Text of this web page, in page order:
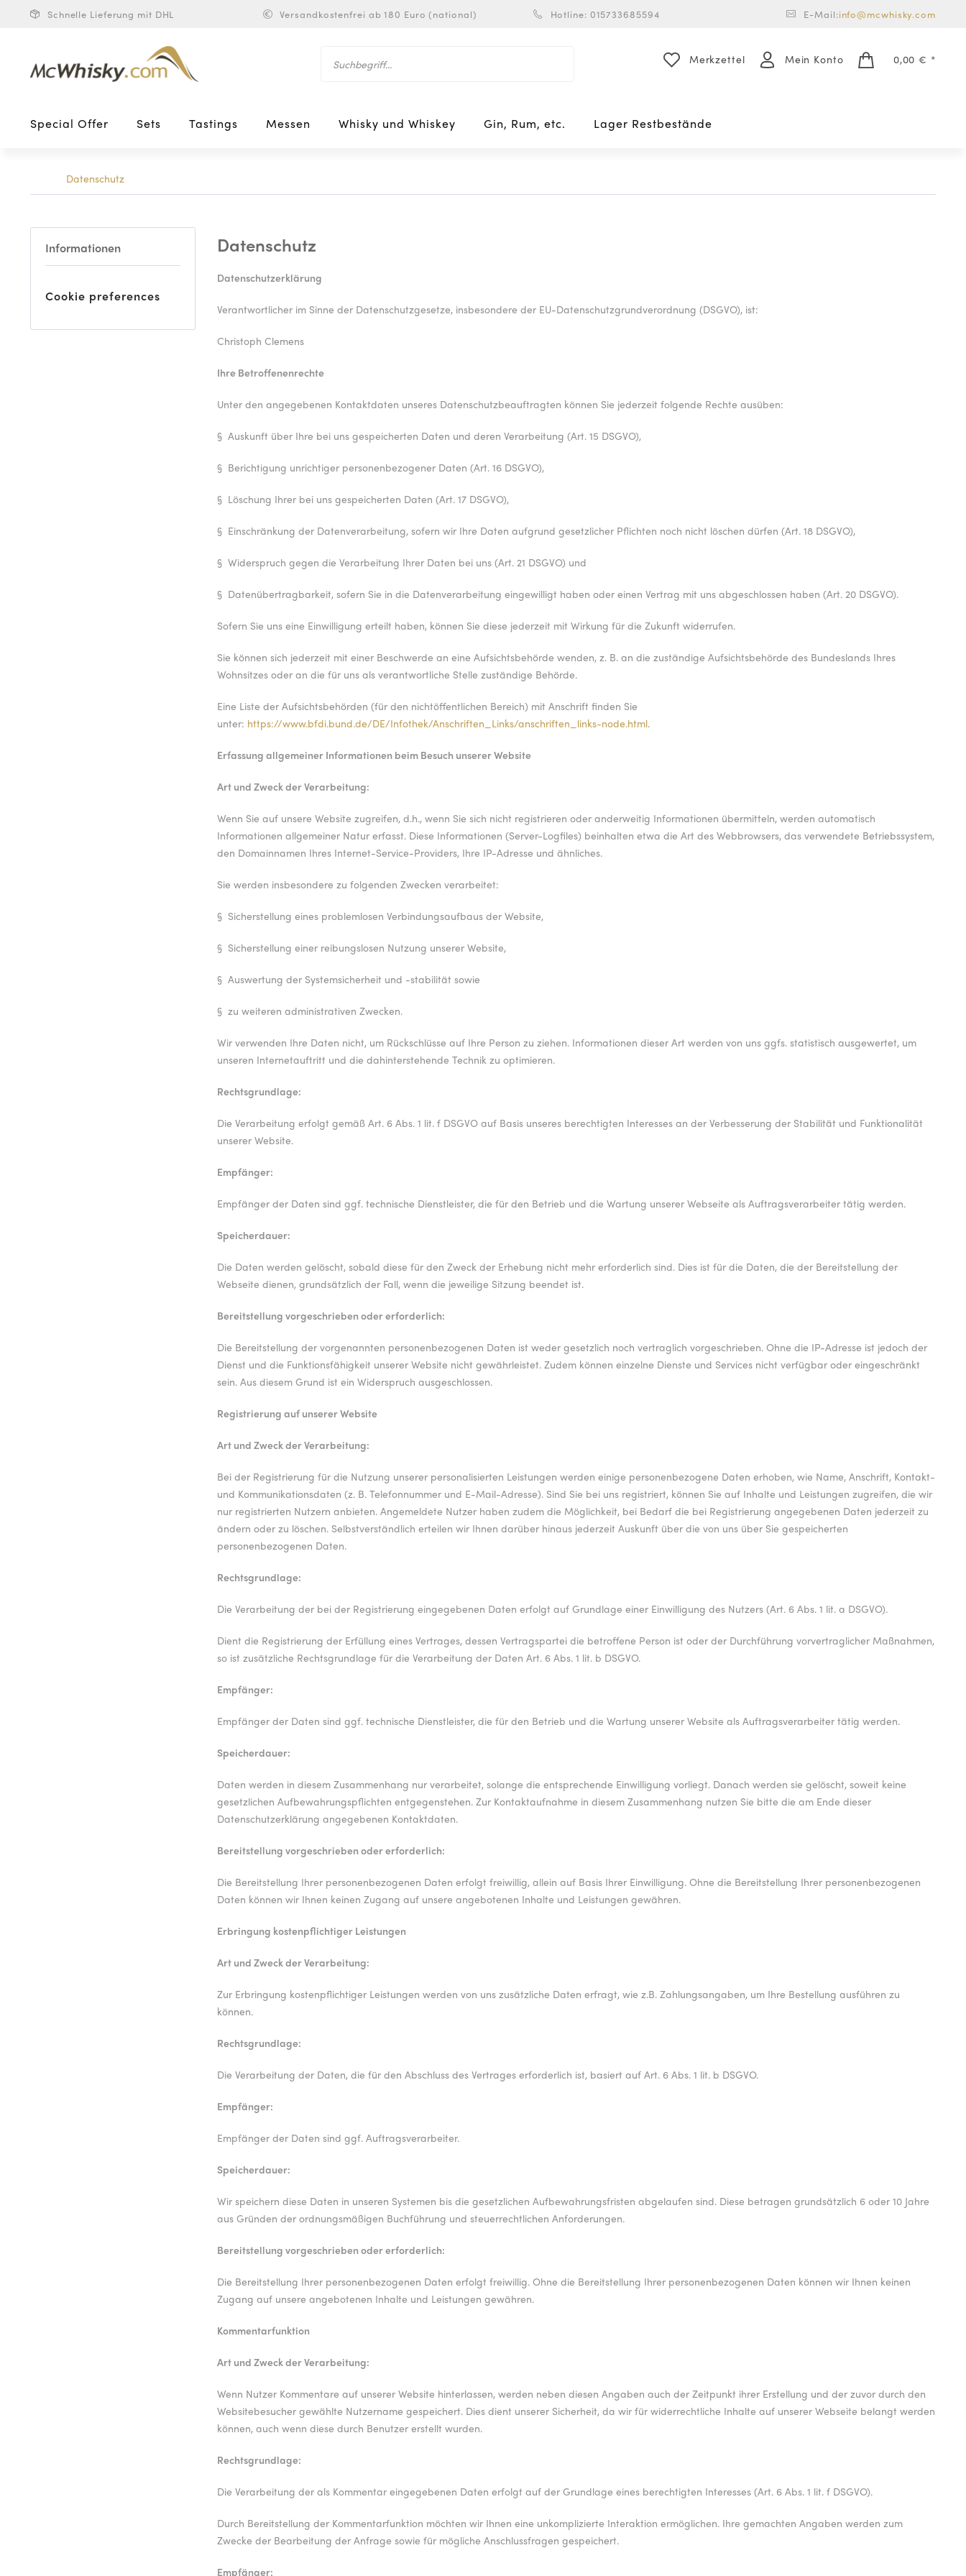
Schnelle Lieferung mit DHL Versandkostenfrei ab 180 Euro (national) Hotline: 015733685594 E-Mail:info@mcwhisky.com
Merkzettel Mein Konto 0,00 € *
Special Offer Sets Tastings Messen Whisky und Whiskey Gin, Rum, etc. Lager Restbestände
Datenschutz
Informationen
Cookie preferences
Datenschutz
Datenschutzerklärung
Verantwortlicher im Sinne der Datenschutzgesetze, insbesondere der EU-Datenschutzgrundverordnung (DSGVO), ist:
Christoph Clemens
Ihre Betroffenenrechte
Unter den angegebenen Kontaktdaten unseres Datenschutzbeauftragten können Sie jederzeit folgende Rechte ausüben:
§ Auskunft über Ihre bei uns gespeicherten Daten und deren Verarbeitung (Art. 15 DSGVO),
§ Berichtigung unrichtiger personenbezogener Daten (Art. 16 DSGVO),
§ Löschung Ihrer bei uns gespeicherten Daten (Art. 17 DSGVO),
§ Einschränkung der Datenverarbeitung, sofern wir Ihre Daten aufgrund gesetzlicher Pflichten noch nicht löschen dürfen (Art. 18 DSGVO),
§ Widerspruch gegen die Verarbeitung Ihrer Daten bei uns (Art. 21 DSGVO) und
§ Datenübertragbarkeit, sofern Sie in die Datenverarbeitung eingewilligt haben oder einen Vertrag mit uns abgeschlossen haben (Art. 20 DSGVO).
Sofern Sie uns eine Einwilligung erteilt haben, können Sie diese jederzeit mit Wirkung für die Zukunft widerrufen.
Sie können sich jederzeit mit einer Beschwerde an eine Aufsichtsbehörde wenden, z. B. an die zuständige Aufsichtsbehörde des Bundeslands Ihres
Wohnsitzes oder an die für uns als verantwortliche Stelle zuständige Behörde.
Eine Liste der Aufsichtsbehörden (für den nichtöffentlichen Bereich) mit Anschrift finden Sie
unter: https://www.bfdi.bund.de/DE/Infothek/Anschriften_Links/anschriften_links-node.html.
Erfassung allgemeiner Informationen beim Besuch unserer Website
Art und Zweck der Verarbeitung:
Wenn Sie auf unsere Website zugreifen, d.h., wenn Sie sich nicht registrieren oder anderweitig Informationen übermitteln, werden automatisch
Informationen allgemeiner Natur erfasst. Diese Informationen (Server-Logfiles) beinhalten etwa die Art des Webbrowsers, das verwendete Betriebssystem,
den Domainnamen Ihres Internet-Service-Providers, Ihre IP-Adresse und ähnliches.
Sie werden insbesondere zu folgenden Zwecken verarbeitet:
§ Sicherstellung eines problemlosen Verbindungsaufbaus der Website,
§ Sicherstellung einer reibungslosen Nutzung unserer Website,
§ Auswertung der Systemsicherheit und -stabilität sowie
§ zu weiteren administrativen Zwecken.
Wir verwenden Ihre Daten nicht, um Rückschlüsse auf Ihre Person zu ziehen. Informationen dieser Art werden von uns ggfs. statistisch ausgewertet, um
unseren Internetauftritt und die dahinterstehende Technik zu optimieren.
Rechtsgrundlage:
Die Verarbeitung erfolgt gemäß Art. 6 Abs. 1 lit. f DSGVO auf Basis unseres berechtigten Interesses an der Verbesserung der Stabilität und Funktionalität
unserer Website.
Empfänger:
Empfänger der Daten sind ggf. technische Dienstleister, die für den Betrieb und die Wartung unserer Webseite als Auftragsverarbeiter tätig werden.
Speicherdauer:
Die Daten werden gelöscht, sobald diese für den Zweck der Erhebung nicht mehr erforderlich sind. Dies ist für die Daten, die der Bereitstellung der
Webseite dienen, grundsätzlich der Fall, wenn die jeweilige Sitzung beendet ist.
Bereitstellung vorgeschrieben oder erforderlich:
Die Bereitstellung der vorgenannten personenbezogenen Daten ist weder gesetzlich noch vertraglich vorgeschrieben. Ohne die IP-Adresse ist jedoch der
Dienst und die Funktionsfähigkeit unserer Website nicht gewährleistet. Zudem können einzelne Dienste und Services nicht verfügbar oder eingeschränkt
sein. Aus diesem Grund ist ein Widerspruch ausgeschlossen.
Registrierung auf unserer Website
Art und Zweck der Verarbeitung:
Bei der Registrierung für die Nutzung unserer personalisierten Leistungen werden einige personenbezogene Daten erhoben, wie Name, Anschrift, Kontakt-
und Kommunikationsdaten (z. B. Telefonnummer und E-Mail-Adresse). Sind Sie bei uns registriert, können Sie auf Inhalte und Leistungen zugreifen, die wir
nur registrierten Nutzern anbieten. Angemeldete Nutzer haben zudem die Möglichkeit, bei Bedarf die bei Registrierung angegebenen Daten jederzeit zu
ändern oder zu löschen. Selbstverständlich erteilen wir Ihnen darüber hinaus jederzeit Auskunft über die von uns über Sie gespeicherten
personenbezogenen Daten.
Rechtsgrundlage:
Die Verarbeitung der bei der Registrierung eingegebenen Daten erfolgt auf Grundlage einer Einwilligung des Nutzers (Art. 6 Abs. 1 lit. a DSGVO).
Dient die Registrierung der Erfüllung eines Vertrages, dessen Vertragspartei die betroffene Person ist oder der Durchführung vorvertraglicher Maßnahmen,
so ist zusätzliche Rechtsgrundlage für die Verarbeitung der Daten Art. 6 Abs. 1 lit. b DSGVO.
Empfänger:
Empfänger der Daten sind ggf. technische Dienstleister, die für den Betrieb und die Wartung unserer Website als Auftragsverarbeiter tätig werden.
Speicherdauer:
Daten werden in diesem Zusammenhang nur verarbeitet, solange die entsprechende Einwilligung vorliegt. Danach werden sie gelöscht, soweit keine
gesetzlichen Aufbewahrungspflichten entgegenstehen. Zur Kontaktaufnahme in diesem Zusammenhang nutzen Sie bitte die am Ende dieser
Datenschutzerklärung angegebenen Kontaktdaten.
Bereitstellung vorgeschrieben oder erforderlich:
Die Bereitstellung Ihrer personenbezogenen Daten erfolgt freiwillig, allein auf Basis Ihrer Einwilligung. Ohne die Bereitstellung Ihrer personenbezogenen
Daten können wir Ihnen keinen Zugang auf unsere angebotenen Inhalte und Leistungen gewähren.
Erbringung kostenpflichtiger Leistungen
Art und Zweck der Verarbeitung:
Zur Erbringung kostenpflichtiger Leistungen werden von uns zusätzliche Daten erfragt, wie z.B. Zahlungsangaben, um Ihre Bestellung ausführen zu
können.
Rechtsgrundlage:
Die Verarbeitung der Daten, die für den Abschluss des Vertrages erforderlich ist, basiert auf Art. 6 Abs. 1 lit. b DSGVO.
Empfänger:
Empfänger der Daten sind ggf. Auftragsverarbeiter.
Speicherdauer:
Wir speichern diese Daten in unseren Systemen bis die gesetzlichen Aufbewahrungsfristen abgelaufen sind. Diese betragen grundsätzlich 6 oder 10 Jahre
aus Gründen der ordnungsmäßigen Buchführung und steuerrechtlichen Anforderungen.
Bereitstellung vorgeschrieben oder erforderlich:
Die Bereitstellung Ihrer personenbezogenen Daten erfolgt freiwillig. Ohne die Bereitstellung Ihrer personenbezogenen Daten können wir Ihnen keinen
Zugang auf unsere angebotenen Inhalte und Leistungen gewähren.
Kommentarfunktion
Art und Zweck der Verarbeitung:
Wenn Nutzer Kommentare auf unserer Website hinterlassen, werden neben diesen Angaben auch der Zeitpunkt ihrer Erstellung und der zuvor durch den
Websitebesucher gewählte Nutzername gespeichert. Dies dient unserer Sicherheit, da wir für widerrechtliche Inhalte auf unserer Webseite belangt werden
können, auch wenn diese durch Benutzer erstellt wurden.
Rechtsgrundlage:
Die Verarbeitung der als Kommentar eingegebenen Daten erfolgt auf der Grundlage eines berechtigten Interesses (Art. 6 Abs. 1 lit. f DSGVO).
Durch Bereitstellung der Kommentarfunktion möchten wir Ihnen eine unkomplizierte Interaktion ermöglichen. Ihre gemachten Angaben werden zum
Zwecke der Bearbeitung der Anfrage sowie für mögliche Anschlussfragen gespeichert.
Empfänger: